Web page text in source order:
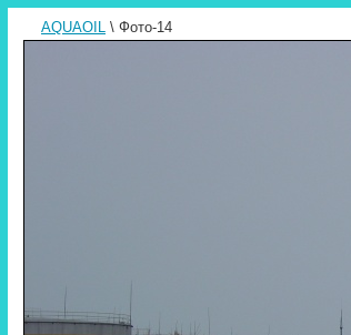
AQUAOIL \ Фото-14